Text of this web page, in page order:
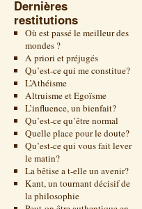
Dernières
restitutions
Où est passé le meilleur des
mondes ?
A priori et préjugés
Qu’est-ce qui me constitue?
L’Athéisme
Altruisme et Egoïsme
L’influence, un bienfait?
Qu’est-ce qu’être normal
Quelle place pour le doute?
Qu’est-ce qui vous fait lever
le matin?
La bêtise a t-elle un avenir?
Kant, un tournant décisif de
la philosophie